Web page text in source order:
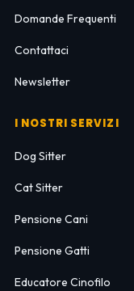
Domande Frequenti
Contattaci
Newsletter
I NOSTRI SERVIZI
Dog Sitter
Cat Sitter
Pensione Cani
Pensione Gatti
Educatore Cinofilo